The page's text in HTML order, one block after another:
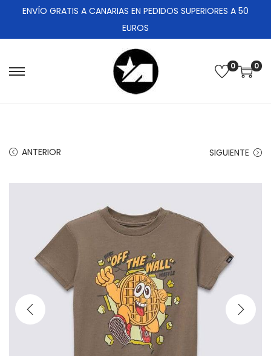
ENVÍO GRATIS A CANARIAS EN PEDIDOS SUPERIORES A 50
EUROS
0 0
ANTERIOR SIGUIENTE